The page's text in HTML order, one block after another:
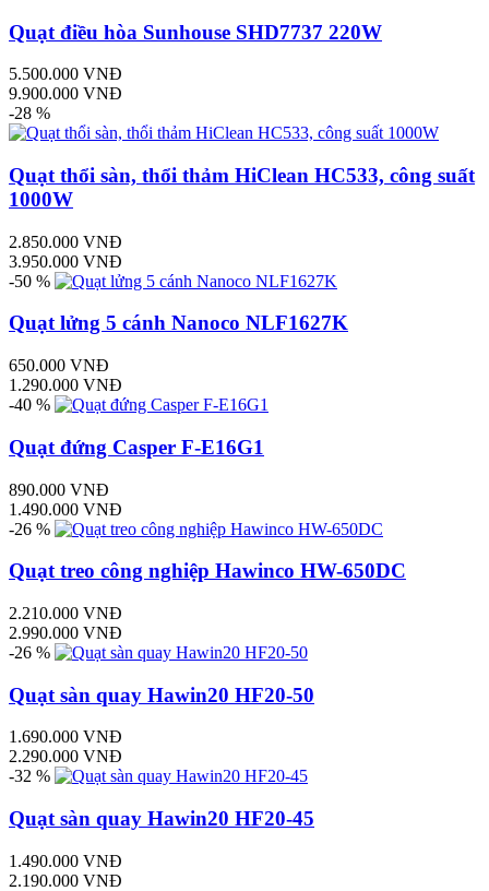
Quạt điều hòa Sunhouse SHD7737 220W
5.500.000 VNĐ
9.900.000 VNĐ
-28 %
Quạt thổi sàn, thổi thảm HiClean HC533, công suất
1000W
2.850.000 VNĐ
3.950.000 VNĐ
-50 %
Quạt lửng 5 cánh Nanoco NLF1627K
650.000 VNĐ
1.290.000 VNĐ
-40 %
Quạt đứng Casper F-E16G1
890.000 VNĐ
1.490.000 VNĐ
-26 %
Quạt treo công nghiệp Hawinco HW-650DC
2.210.000 VNĐ
2.990.000 VNĐ
-26 %
Quạt sàn quay Hawin20 HF20-50
1.690.000 VNĐ
2.290.000 VNĐ
-32 %
Quạt sàn quay Hawin20 HF20-45
1.490.000 VNĐ
2.190.000 VNĐ